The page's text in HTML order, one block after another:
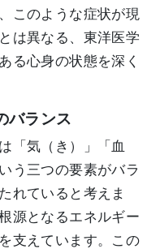
このような症状が現
は異なる、東洋医学
る心身の状態を深く
バランス
「気（き）」「血
う三つの要素がバラ
れていると考えま
源となるエネルギー
支えています。この